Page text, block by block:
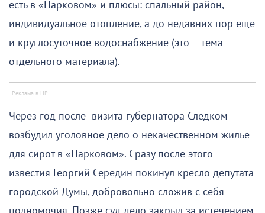
есть в «Парковом» и плюсы: спальный район,
индивидуальное отопление, а до недавних пор еще
и круглосуточное водоснабжение (это – тема
отдельного материала).
Через год после визита губернатора Следком
возбудил уголовное дело о некачественном жилье
для сирот в «Парковом». Сразу после этого
известия Георгий Середин покинул кресло депутата
городской Думы, добровольно сложив с себя